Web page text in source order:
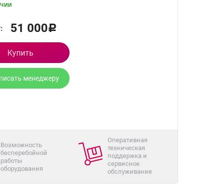
51 000Р
Купить
менеджеру
Возможность
бесперебойной
работы
оборудования
Оперативная
техническая
поддержка и
сервисное
обслуживание